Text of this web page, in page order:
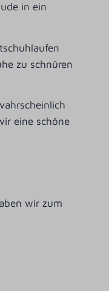
in ein
zu schnüren
eine schöne
wir zum